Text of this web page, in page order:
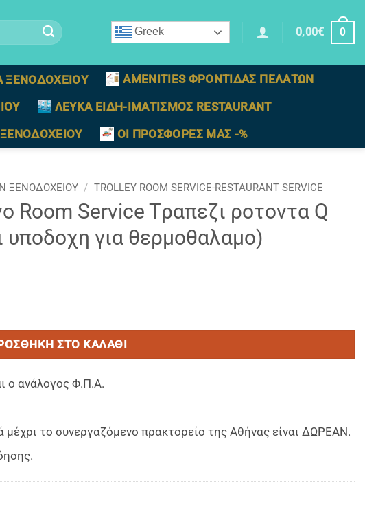
Greek 0,00€ 0
ΞΕΝΟΔΟΧΕΙΟΥ
AMENITIES ΦΡΟΝΤΙΔΑΣ ΠΕΛΑΤΩΝ
ΛΕΥΚΑ ΕΙΔΗ-ΙΜΑΤΙΣΜΟΣ RESTAURANT
ΟΙ ΠΡΟΣΦΟΡΕΣ ΜΑΣ -%
ΞΕΝΟΔΟΧΕΙΟΥ / TROLLEY ROOM SERVICE-RESTAURANT SERVICE
Room Service Tραπεζι ροτoντα Q
υποδοχη για θερμοθαλαμο)
ροτoντα Q 1,00 με 2 φρενα (Διαθετει υποδοχη για θερμοθαλαμο)
ΣΤΟ ΚΑΛΆΘΙ
ο ανάλογος Φ.Π.Α.
μέχρι το συνεργαζόμενο πρακτορείο της Αθήνας είναι ΔΩΡΕΑΝ.